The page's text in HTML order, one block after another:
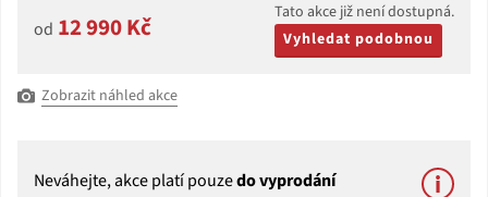
od 12 990 Kč
Tato akce již není dostupná.
Vyhledat podobnou
Zobrazit náhled akce
Neváhejte, akce platí pouzedo vyprodání